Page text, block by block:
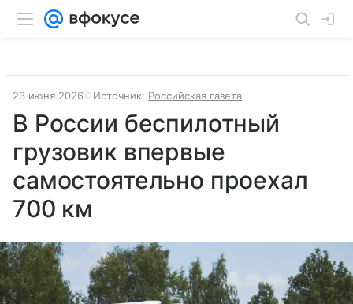
23 июня 2026 Источник: Российская газета
В России беспилотный
грузовик впервые
самостоятельно проехал
700 км